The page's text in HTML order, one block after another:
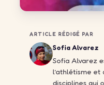
ARTICLE RÉDIGÉ PAR
Sofia Alvarez
Sofia Alvarez
l’athlétisme et
disciplines qui